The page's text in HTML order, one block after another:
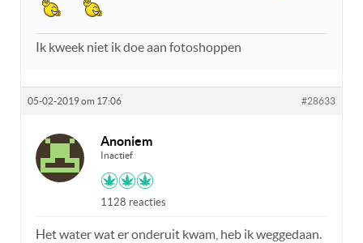
Ik kweek niet ik doe aan fotoshoppen
05-02-2019 om 17:06 #28633
Anoniem
Inactief
1128 reacties
Het water wat er onderuit kwam, heb ik weggedaan.